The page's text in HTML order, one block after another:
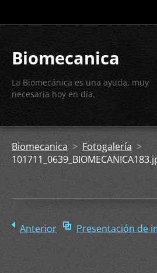
Biomecanica
La Biomecánica es una ayuda, muy
necesaria hoy en día.
Biomecanica > Fotogalería >
Anterior Presentación de